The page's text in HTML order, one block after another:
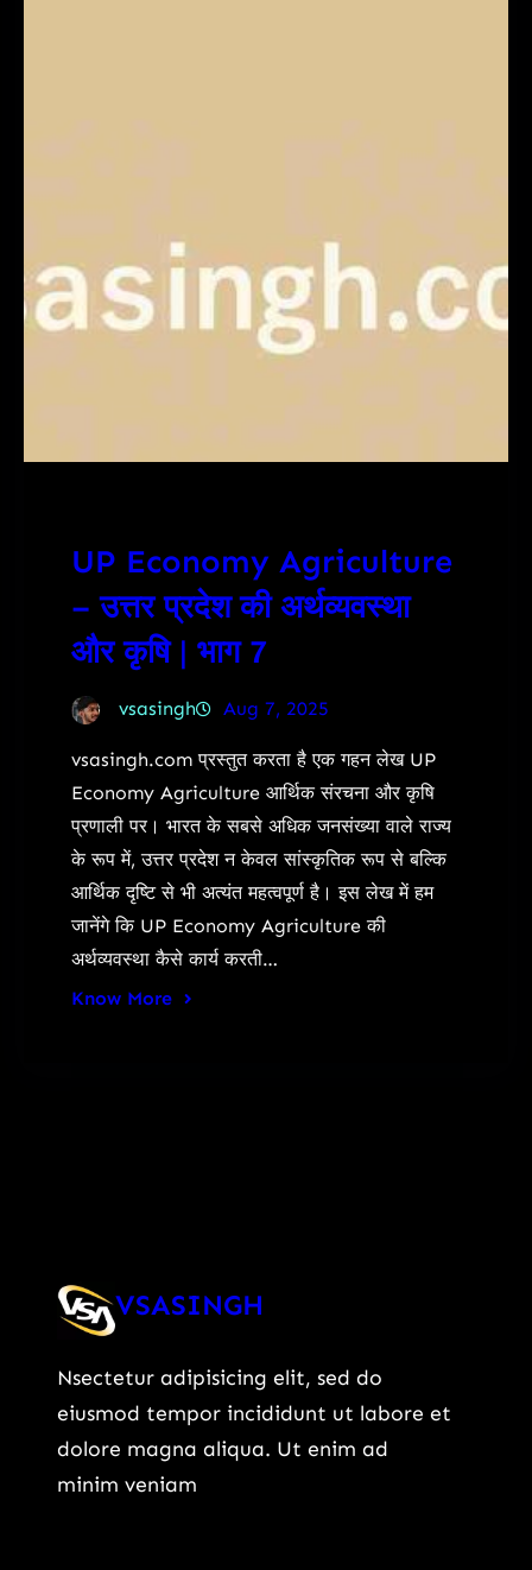
UP Economy Agriculture
– उत्तर प्रदेश की अर्थव्यवस्था
और कृषि | भाग 7
vsasingh Aug 7, 2025
vsasingh.com प्रस्तुत करता है एक गहन लेख UP
Economy Agriculture आर्थिक संरचना और कृषि
प्रणाली पर। भारत के सबसे अधिक जनसंख्या वाले राज्य
के रूप में, उत्तर प्रदेश न केवल सांस्कृतिक रूप से बल्कि
आर्थिक दृष्टि से भी अत्यंत महत्वपूर्ण है। इस लेख में हम
जानेंगे कि UP Economy Agriculture की
अर्थव्यवस्था कैसे कार्य करती…
Know More
VSASINGH
Nsectetur adipisicing elit, sed do
eiusmod tempor incididunt ut labore et
dolore magna aliqua. Ut enim ad
minim veniam